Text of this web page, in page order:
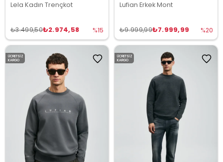
Lela Kadın Trençkot
₺2.974,58
₺3.499,50 %15
Lufian Erkek Mont
₺7.999,99
₺9.999,99 %20
ÜCRETSIZ
KARGO
ÜCRETSIZ
KARGO